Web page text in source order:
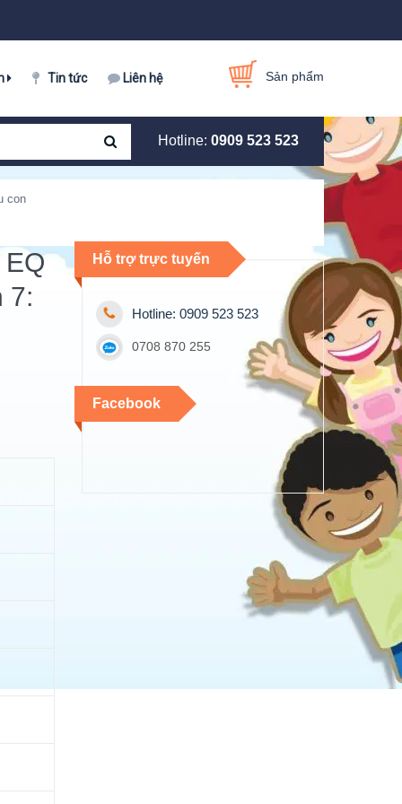
Tin tức Liên hệ Sản phẩm
Hotline: 0909 523 523
con
7:
Hỗ trợ trực tuyến
Hotline: 0909 523 523
0708 870 255
Facebook